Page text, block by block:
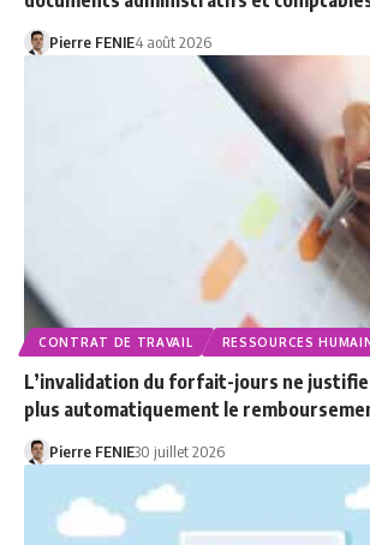
Pierre FENIE4 août 2026
CONTRAT DE TRAVAIL RESSOURCES
L’invalidation du forfait-jours ne justifie
plus automatiquement le
Pierre FENIE30 juillet 2026